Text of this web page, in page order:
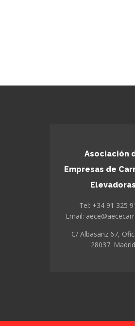
Asociación
Empresas de
Elevadoras
Tel: +34 91 325
Email:
C/ Albasanz 67,
28037. Madrid